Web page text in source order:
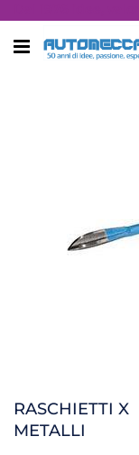
Open menu
RASCHIETTI X
METALLI